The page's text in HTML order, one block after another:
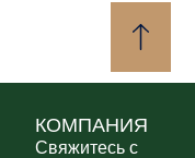
КОМПАНИЯ
Свяжитесь с